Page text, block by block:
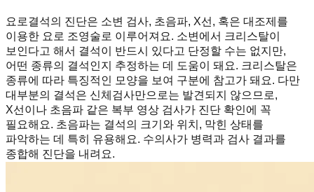
요로결석의 진단은 소변 검사, 초음파, X선, 혹은 대조제를
이용한 요로 조영술로 이루어져요. 소변에서 크리스탈이
보인다고 해서 결석이 반드시 있다고 단정할 수는 없지만,
어떤 종류의 결석인지 추정하는 데 도움이 돼요. 크리스탈은
종류에 따라 특징적인 모양을 보여 구분에 참고가 돼요. 다만
대부분의 결석은 신체검사만으로는 발견되지 않으므로,
X선이나 초음파 같은 복부 영상 검사가 진단 확인에 꼭
필요해요. 초음파는 결석의 크기와 위치, 막힌 상태를
파악하는 데 특히 유용해요. 수의사가 병력과 검사 결과를
종합해 진단을 내려요.